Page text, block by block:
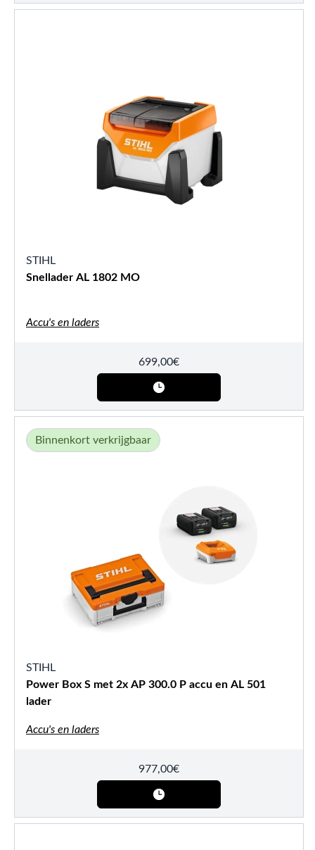
STIHL
Snellader AL 1802 MO
Accu's en laders
699,00€
Binnenkort verkrijgbaar
STIHL
Power Box S met 2x AP 300.0 P accu en AL 501
lader
Accu's en laders
977,00€